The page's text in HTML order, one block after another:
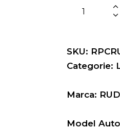
SKU:
Categorie:
Marca: RUD
Model Auto